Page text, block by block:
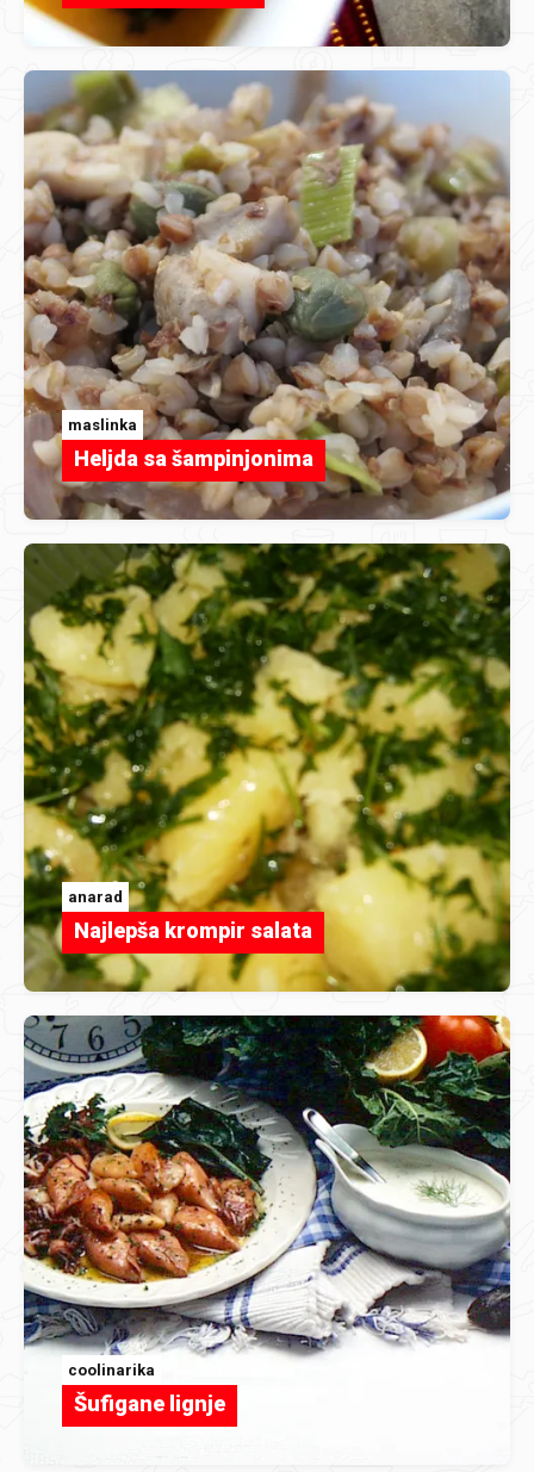
maslinka
Heljda sa šampinjonima
anarad
Najlepša krompir salata
coolinarika
Šufigane lignje